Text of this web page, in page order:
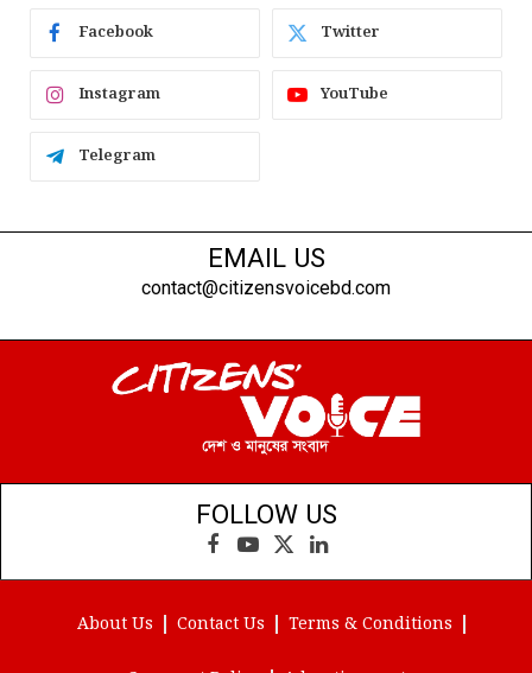
Facebook Twitter
Instagram YouTube
Telegram
EMAIL US
contact@citizensvoicebd.com
FOLLOW US
Facebook
YouTube
X
(Twitter)
LinkedIn
About Us Contact Us Terms & Conditions